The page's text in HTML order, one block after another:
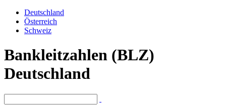
Deutschland
Österreich
Schweiz
Bankleitzahlen (BLZ)
Deutschland